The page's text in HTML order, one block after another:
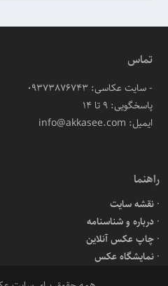
تماس
- سایت عکاسی: 09373876743
پاسخگویی: ۹ تا ۱۴
ایمیل: info@akkasee.com
راهنما
نقشه سایت
درباره و شناسنامه
چاپ عکس آنلاین
نمایشگاه عکس